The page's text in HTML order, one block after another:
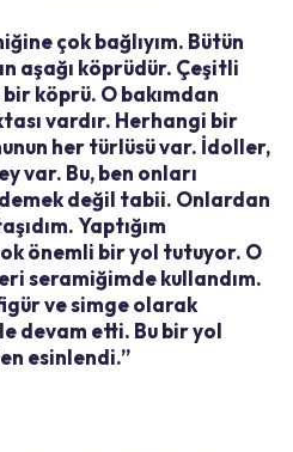
çok bağlıyım. Bütün
aşağı köprüdür. Çeşitli
köprü. O bakımdan
vardır. Herhangi bir
her türlüsü var. İdoller,
var. Bu, ben onları
değil tabii. Onlardan
Yaptığım
önemli bir yol tutuyor. O
seramiğimde kullandım.
ve simge olarak
devam etti. Bu bir yol
esinlendi.”